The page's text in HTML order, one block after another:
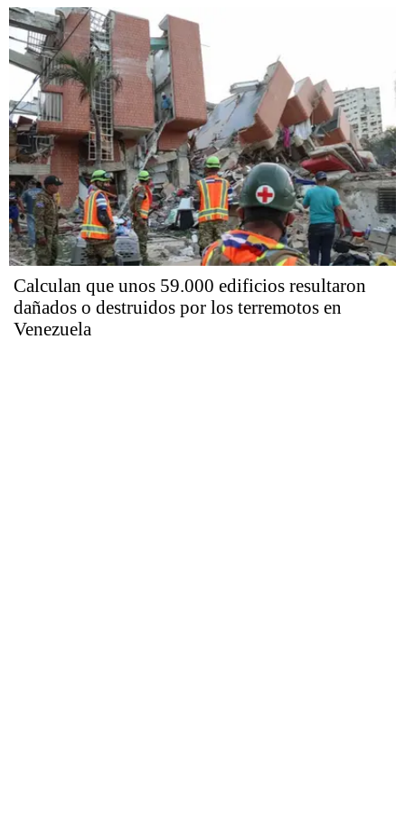
Calculan que unos 59.000 edificios resultaron
dañados o destruidos por los terremotos en
Venezuela